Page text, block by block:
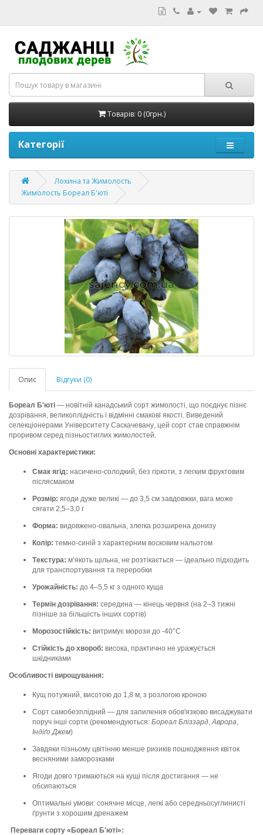
Товарів: 0 (0грн.)
Категорії
Лохина та Жимолость
Жимолость Бореал Б'юті
Опис Відгуки (0)
Бореал Б'юті — новітній канадський сорт жимолості, що поєднує пізнє
дозрівання, великоплідність і відмінні смакові якості. Виведений
селекціонерами Університету Саскачевану, цей сорт став справжнім
проривом серед пізньостиглих жимолостей.
Основні характеристики:
Смак ягід: насичено-солодкий, без гіркоти, з легким фруктовим
післясмаком
Розмір: ягоди дуже великі — до 3,5 см завдовжки, вага може
сягати 2,5–3,0 г
Форма: видовжено-овальна, злегка розширена донизу
Колір: темно-синій з характерним восковим нальотом
Текстура: м’якоть щільна, не розтікається — ідеально підходить
для транспортування та переробки
Урожайність: до 4–5,5 кг з одного куща
Термін дозрівання: середина — кінець червня (на 2–3 тижні
пізніше за більшість інших сортів)
Морозостійкість: витримує морози до -40°C
Стійкість до хвороб: висока, практично не уражується
шкідниками
Особливості вирощування:
Кущ потужний, висотою до 1,8 м, з розлогою кроною
Сорт самобезплідний — для запилення обов'язково висаджувати
поруч інші сорти (рекомендуються: Бореал Бліззард Аврора
Індіґо Джем)
Завдяки пізньому цвітінню менше ризиків пошкодження квіток
весняними заморозками
Ягоди довго тримаються на кущі після достигання — не
обсипаються
Оптимальні умови: сонячне місце, легкі або середньосуглинисті
ґрунти з хорошим дренажем
Переваги сорту «Бореал Б'юті»: